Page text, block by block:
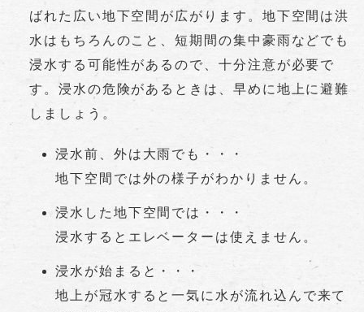
ばれた広い地下空間が広がります。地下空間は洪
水はもちろんのこと、短期間の集中豪雨などでも
浸水する可能性があるので、十分注意が必要で
す。浸水の危険があるときは、早めに地上に避難
しましょう。
浸水前、外は大雨でも・・・
地下空間では外の様子がわかりません。
浸水した地下空間では・・・
浸水するとエレベーターは使えません。
浸水が始まると・・・
地上が冠水すると一気に水が流れ込んで来て